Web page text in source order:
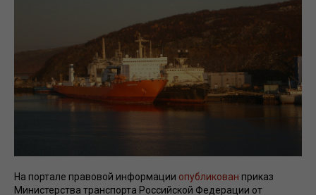
На портале правовой информации опубликован приказ
Министерства транспорта Российской Федерации от